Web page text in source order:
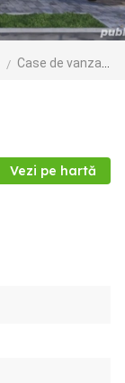
Case de vanzare
Vezi pe hartă